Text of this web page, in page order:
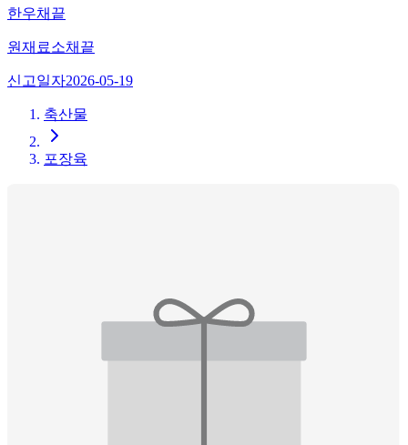
한우채끝
원재료소채끝
신고일자2026-05-19
축산물
포장육